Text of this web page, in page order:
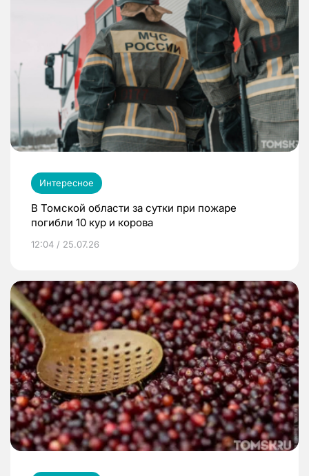
Интересное
В Томской области за сутки при пожаре
погибли 10 кур и корова
12:04 / 25.07.26